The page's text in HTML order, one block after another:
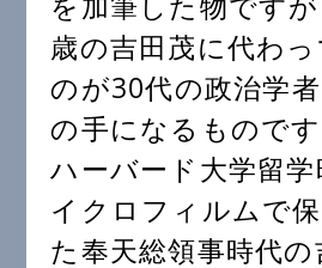
歳の吉田茂に代わ
のが30代の政治学者
の手になるもので
ハーバード大学留
イクロフィルムで
た奉天総領事時代